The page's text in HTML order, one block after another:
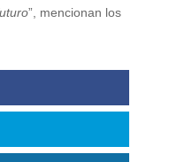
”, mencionan los